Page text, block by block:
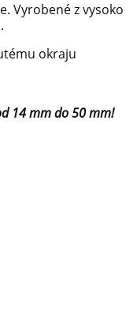
Vyrobené z vysoko
okraju
14 mm do 50 mm!